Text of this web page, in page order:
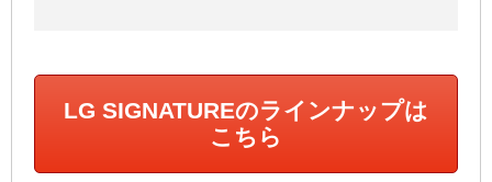
LG SIGNATUREのラインナップは
こちら